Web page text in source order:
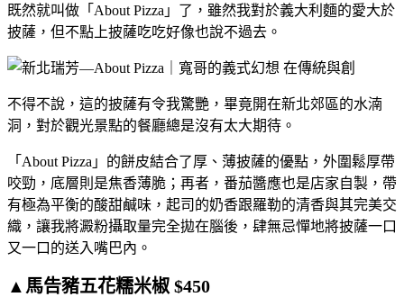
既然就叫做「About Pizza」了，雖然我對於義大利麵的愛大於
披薩，但不點上披薩吃吃好像也說不過去。
不得不說，這的披薩有令我驚艷，畢竟開在新北郊區的水湳
洞，對於觀光景點的餐廳總是沒有太大期待。
「About Pizza」的餅皮結合了厚、薄披薩的優點，外圍鬆厚帶
咬勁，底層則是焦香薄脆；再者，番茄醬應也是店家自製，帶
有極為平衡的酸甜鹹味，起司的奶香跟羅勒的清香與其完美交
織，讓我將澱粉攝取量完全拋在腦後，肆無忌憚地將披薩一口
又一口的送入嘴巴內。
▲馬告豬五花糯米椒 $450